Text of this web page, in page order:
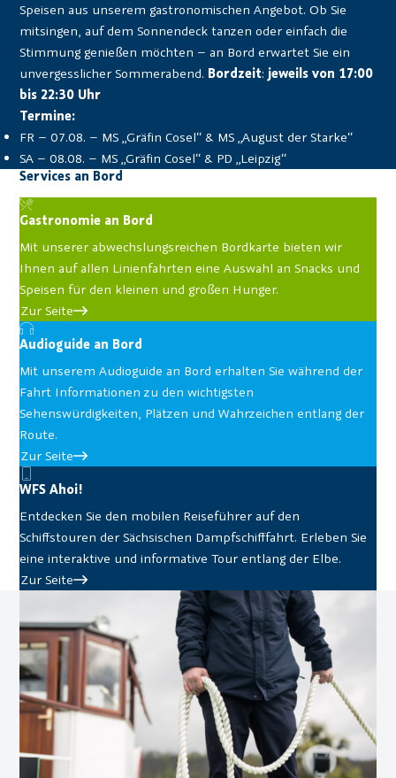
Speisen aus unserem gastronomischen Angebot. Ob Sie
mitsingen, auf dem Sonnendeck tanzen oder einfach die
Stimmung genießen möchten – an Bord erwartet Sie ein
unvergesslicher Sommerabend. Bordzeit: jeweils von 17:00
bis 22:30 Uhr
Termine:
FR – 07.08. – MS „Gräfin Cosel“ & MS „August der Starke“
SA – 08.08. – MS „Gräfin Cosel“ & PD „Leipzig“
Services an Bord
Gastronomie an Bord
Mit unserer abwechslungsreichen Bordkarte bieten wir
Ihnen auf allen Linienfahrten eine Auswahl an Snacks und
Speisen für den kleinen und großen Hunger.
Zur Seite
Audioguide an Bord
Mit unserem Audioguide an Bord erhalten Sie während der
Fahrt Informationen zu den wichtigsten
Sehenswürdigkeiten, Plätzen und Wahrzeichen entlang der
Route.
Zur Seite
WFS Ahoi!
Entdecken Sie den mobilen Reiseführer auf den
Schiffstouren der Sächsischen Dampfschifffahrt. Erleben Sie
eine interaktive und informative Tour entlang der Elbe.
Zur Seite